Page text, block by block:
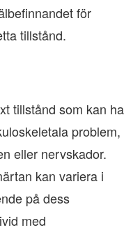
för
tillstånd.
tillstånd som kan ha
problem,
eller nervskador.
kan variera i
på dess
med